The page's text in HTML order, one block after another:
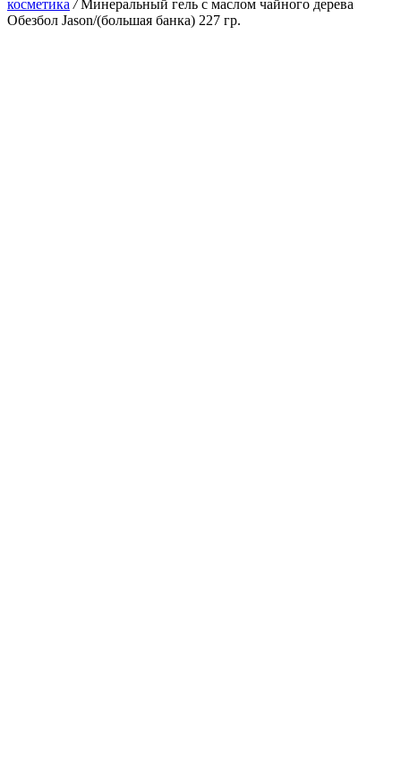
косметика / Минеральный гель с маслом чайного дерева
Обезбол Jason/(большая банка) 227 гр.